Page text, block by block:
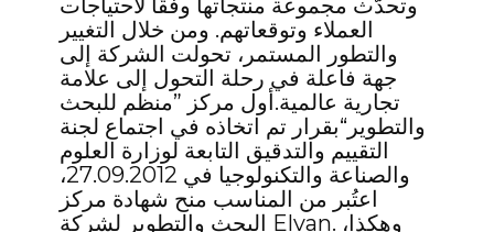
وتحدّث مجموعة منتجاتها وفقًا لاحتياجات
العملاء وتوقعاتهم. ومن خلال التغيير
والتطور المستمر، تحولت الشركة إلى
جهة فاعلة في رحلة التحول إلى علامة
تجارية عالمية.أول مركز ”منظم للبحث
والتطوير“بقرار تم اتخاذه في اجتماع لجنة
التقييم والتدقيق التابعة لوزارة العلوم
والصناعة والتكنولوجيا في 27.09.2012،
اعتُبر من المناسب منح شهادة مركز
البحث والتطوير لشركة Elvan. وهكذا،